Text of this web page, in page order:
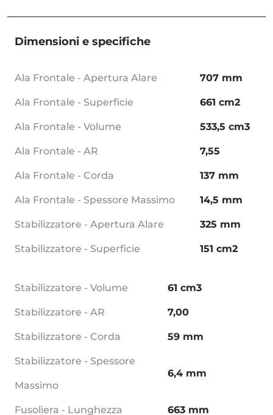
Dimensioni e specifiche
Ala Frontale - Apertura Alare 707 mm
Ala Frontale - Superficie 661 cm2
Ala Frontale - Volume 533,5 cm3
Ala Frontale - AR 7,55
Ala Frontale - Corda 137 mm
Ala Frontale - Spessore Massimo 14,5 mm
Stabilizzatore - Apertura Alare 325 mm
Stabilizzatore - Superficie 151 cm2
Stabilizzatore - Volume 61 cm3
Stabilizzatore - AR 7,00
Stabilizzatore - Corda 59 mm
Stabilizzatore - Spessore
Massimo
6,4 mm
Fusoliera - Lunghezza 663 mm